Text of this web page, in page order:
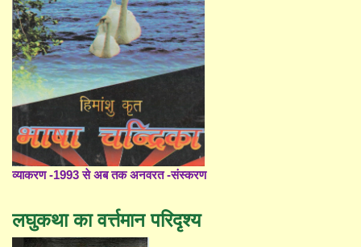
व्याकरण -1993 से अब तक अनवरत -संस्करण
लघुकथा का वर्त्तमान परिदृश्य